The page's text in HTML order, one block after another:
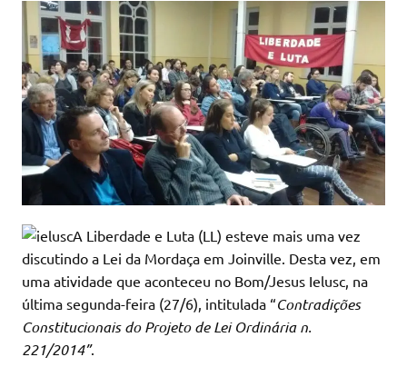
A Liberdade e Luta (LL) esteve mais uma vez
discutindo a Lei da Mordaça em Joinville. Desta vez, em
uma atividade que aconteceu no Bom/Jesus Ielusc, na
última segunda-feira (27/6), intitulada “Contradições
Constitucionais do Projeto de Lei Ordinária n.
221/2014”.